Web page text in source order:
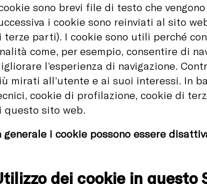
sono brevi file di testo che
i cookie sono reinviati al sito
terze parti). I cookie sono utili perché
come, per esempio, consentire di
l’esperienza di navigazione.
mirati all’utente e ai suoi interessi. In
cookie di profilazione, cookie di
questo sito web.
generale i cookie possono essere
dei cookie in questo